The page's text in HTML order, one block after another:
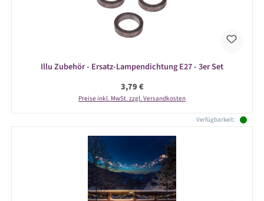
Illu Zubehör - Ersatz-Lampendichtung E27 - 3er Set
Regulärer Preis:
3,79 €
Preise inkl. MwSt. zzgl. Versandkosten
Verfügbarkeit: